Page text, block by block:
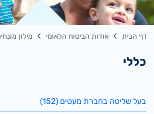
דף הבית אודות הביטוח הלאומי מילון מונחים
כללי
בעל שליטה בחברת מעטים (152)